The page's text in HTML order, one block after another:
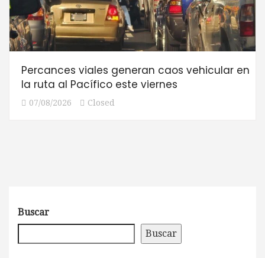
Percances viales generan caos vehicular en
la ruta al Pacífico este viernes
07/08/2026 Closed
Buscar
Buscar